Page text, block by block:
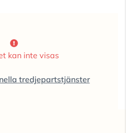
kan inte visas
tredjepartstjänster